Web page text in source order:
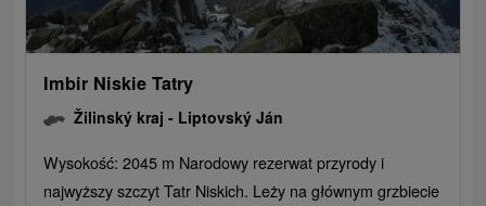
Imbir Niskie Tatry
Žilinský kraj - Liptovský Ján
Wysokość: 2045 m Narodowy rezerwat przyrody i
najwyższy szczyt Tatr Niskich. Leży na głównym grzbiecie